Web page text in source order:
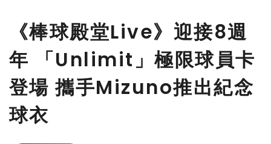
《棒球殿堂Live》迎接8週
年 「Unlimit」極限球員卡
登場 攜手Mizuno推出紀念
球衣